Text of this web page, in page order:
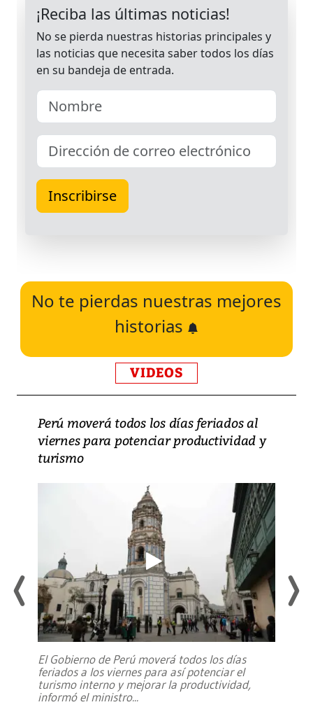
No te pierdas nuestras mejores
historias
VIDEOS
Perú moverá todos los días feriados al
viernes para potenciar productividad y
turismo
El Gobierno de Perú moverá todos los días
feriados a los viernes para así potenciar el
turismo interno y mejorar la productividad,
informó el ministro...